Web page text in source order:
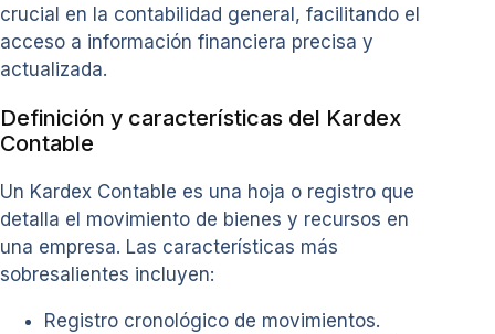
crucial en la contabilidad general, facilitando el
acceso a información financiera precisa y
actualizada.
Definición y características del Kardex
Contable
Un Kardex Contable es una hoja o registro que
detalla el movimiento de bienes y recursos en
una empresa. Las características más
sobresalientes incluyen:
Registro cronológico de movimientos.